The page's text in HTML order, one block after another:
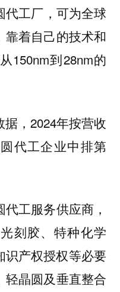
代工厂，可为全球
着自己的技术和
150nm到28nm的
，2024年按营收
代工企业中排第
工服务供应商，
刻胶、特种化学
识产权授权等必要
晶圆及垂直整合